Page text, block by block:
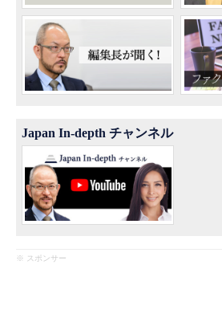
Japan In-depth チャンネル
※ スポンサー